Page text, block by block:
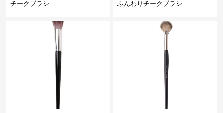
チークブラシ
ふんわりチークブラシ